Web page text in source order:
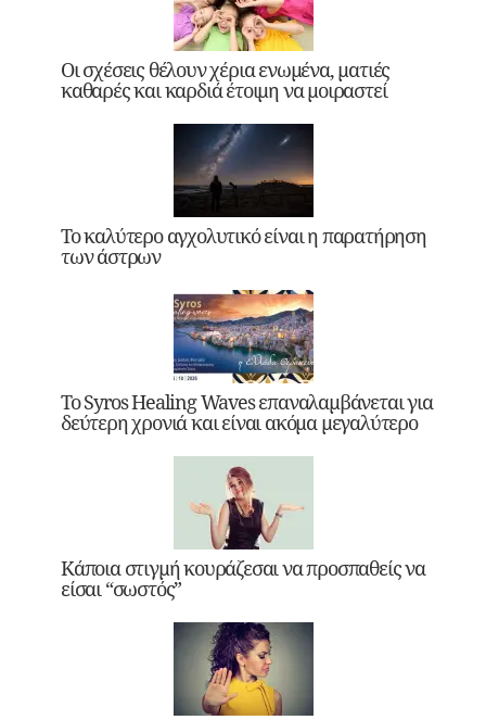
Οι σχέσεις θέλουν χέρια ενωμένα, ματιές
καθαρές και καρδιά έτοιμη να μοιραστεί
Το καλύτερο αγχολυτικό είναι η παρατήρηση
των άστρων
Το Syros Healing Waves επαναλαμβάνεται για
δεύτερη χρονιά και είναι ακόμα μεγαλύτερο
Κάποια στιγμή κουράζεσαι να προσπαθείς να
είσαι “σωστός”